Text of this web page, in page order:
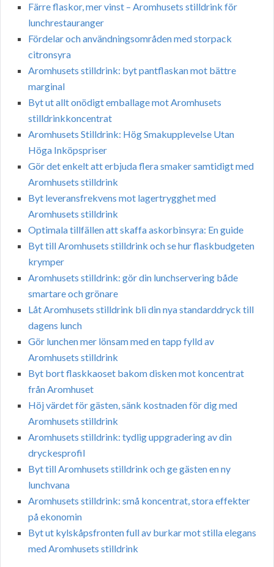
Färre flaskor, mer vinst – Aromhusets stilldrink för
lunchrestauranger
Fördelar och användningsområden med storpack
citronsyra
Aromhusets stilldrink: byt pantflaskan mot bättre
marginal
Byt ut allt onödigt emballage mot Aromhusets
stilldrinkkoncentrat
Aromhusets Stilldrink: Hög Smakupplevelse Utan
Höga Inköpspriser
Gör det enkelt att erbjuda flera smaker samtidigt med
Aromhusets stilldrink
Byt leveransfrekvens mot lagertrygghet med
Aromhusets stilldrink
Optimala tillfällen att skaffa askorbinsyra: En guide
Byt till Aromhusets stilldrink och se hur flaskbudgeten
krymper
Aromhusets stilldrink: gör din lunchservering både
smartare och grönare
Låt Aromhusets stilldrink bli din nya standarddryck till
dagens lunch
Gör lunchen mer lönsam med en tapp fylld av
Aromhusets stilldrink
Byt bort flaskkaoset bakom disken mot koncentrat
från Aromhuset
Höj värdet för gästen, sänk kostnaden för dig med
Aromhusets stilldrink
Aromhusets stilldrink: tydlig uppgradering av din
dryckesprofil
Byt till Aromhusets stilldrink och ge gästen en ny
lunchvana
Aromhusets stilldrink: små koncentrat, stora effekter
på ekonomin
Byt ut kylskåpsfronten full av burkar mot stilla elegans
med Aromhusets stilldrink